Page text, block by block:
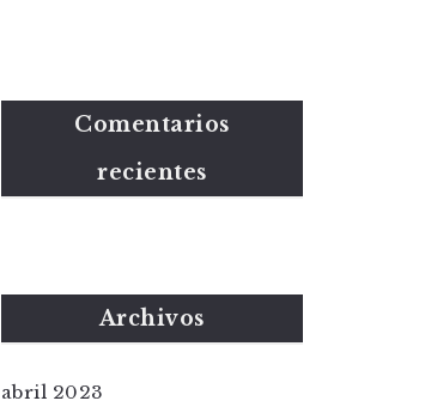
Comentarios
recientes
Archivos
abril 2023